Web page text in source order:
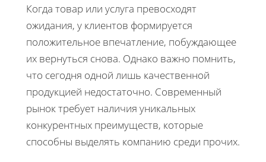
Когда товар или услуга превосходят
ожидания, у клиентов формируется
положительное впечатление, побуждающее
их вернуться снова. Однако важно помнить,
что сегодня одной лишь качественной
продукцией недостаточно. Современный
рынок требует наличия уникальных
конкурентных преимуществ, которые
способны выделять компанию среди прочих.